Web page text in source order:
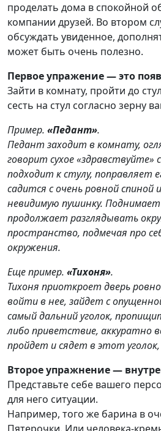
проделать дома в спокойной
компании друзей. Во втором
обсуждать увиденное,
может быть очень полезно.
Первое упражение — это
Зайти в комнату, пройти до
сесть на стул согласно зерну
Пример. «Педант».
Педант заходит в комнату,
говорит сухое «здравствуйте»
подходит к стулу, поправляет
садится с очень ровной спиной
невидимую пушинку. Поднимает
продолжает разглядывать
пространство, подмечая про
окружения.
Еще пример. «Тихоня».
Тихоня приоткроет дверь
войти в нее, зайдет с
самый дальний уголок,
либо приветствие, аккуратно
пройдет и сядет в этот
Второе упражнение —
Представьте себе вашего
для него ситуации.
Например, того же барина в